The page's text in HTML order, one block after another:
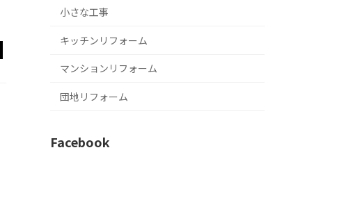
小さな工事
キッチンリフォーム
マンションリフォーム
団地リフォーム
Facebook